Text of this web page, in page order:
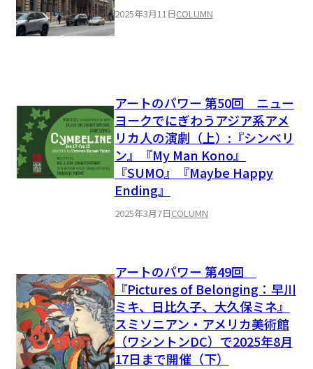
2025年3月11日COLUMN
アートのパワー 第50回 ニュー
ヨークでにぎわうアジア系アメ
リカ人の演劇（上）:『シンベリ
ン』『My Man Kono』
『SUMO』『Maybe Happy
Ending』
2025年3月7日COLUMN
アートのパワー 第49回
『Pictures of Belonging：早川
ミキ、日比久子、大久保ミネ』
スミソニアン・アメリカ美術館
（ワシントンDC）で2025年8月
17日まで開催（下）